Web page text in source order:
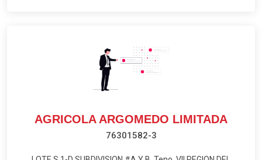
AGRICOLA ARGOMEDO LIMITADA
76301582-3